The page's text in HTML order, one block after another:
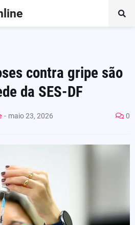
contra gripe são
da SES-DF
- maio 23, 2026 0